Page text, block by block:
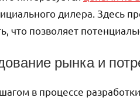
дилера. Здесь
что позволяет
рынка и
в процессе